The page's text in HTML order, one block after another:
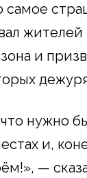
самое
и
нужно
и,
—